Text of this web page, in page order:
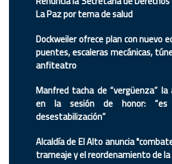
La Paz por tema de salud
Dockweiler ofrece plan con nuevo
puentes, escaleras mecánicas,
anfiteatro
Manfred tacha de “vergüenza”
en la sesión de honor:
desestabilización”
Alcaldía de El Alto anuncia
trameaje y el reordenamiento de